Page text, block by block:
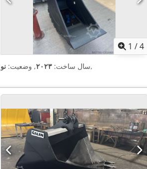
1 /4
سال ساخت: ۲۰۲۳, وضعیت: نو ,